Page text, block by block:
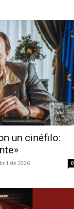
un cinéfilo:
de 2026 0